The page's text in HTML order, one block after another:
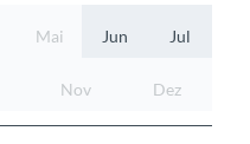
Mai Jun Jul
Nov Dez